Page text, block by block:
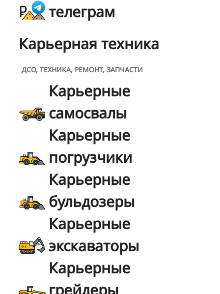
телеграм
Карьерная техника
ДСО, ТЕХНИКА, РЕМОНТ, ЗАПЧАСТИ
Карьерные
самосвалы
Карьерные
погрузчики
Карьерные
бульдозеры
Карьерные
экскаваторы
Карьерные
грейдеры